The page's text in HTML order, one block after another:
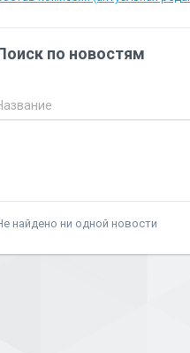
по новостям
найдено ни одной новости